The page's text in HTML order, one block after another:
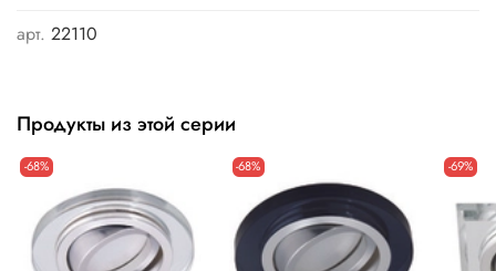
арт. 22110
Продукты из этой серии
-68% -68% -69%